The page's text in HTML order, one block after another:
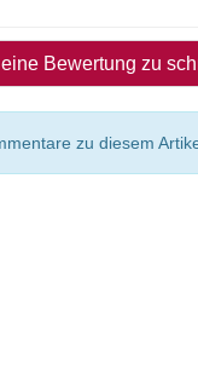
Bewertung zu
zu diesem